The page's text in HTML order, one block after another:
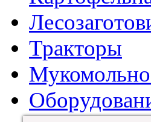
Тракторы